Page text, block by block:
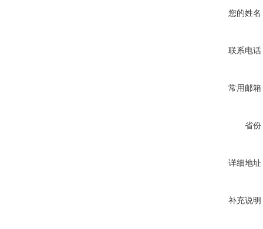
您的姓名
联系电话
常用邮箱
省份
详细地址
补充说明